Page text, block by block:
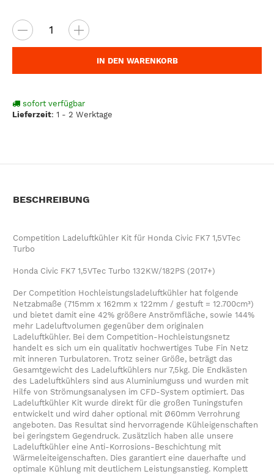
IN DEN WARENKORB
sofort verfügbar
Lieferzeit: 1 - 2 Werktage
BESCHREIBUNG
Competition Ladeluftkühler Kit für Honda Civic FK7 1,5VTec
Turbo
Honda Civic FK7 1,5VTec Turbo 132KW/182PS (2017+)
Der Competition Hochleistungsladeluftkühler hat folgende
Netzabmaße (715mm x 162mm x 122mm / gestuft = 12.700cm³)
und bietet damit eine 42% größere Anströmfläche, sowie 144%
mehr Ladeluftvolumen gegenüber dem originalen
Ladeluftkühler. Bei dem Competition-Hochleistungsnetz
handelt es sich um ein qualitativ hochwertiges Tube Fin Netz
mit inneren Turbulatoren. Trotz seiner Größe, beträgt das
Gesamtgewicht des Ladeluftkühlers nur 7,5kg. Die Endkästen
des Ladeluftkühlers sind aus Aluminiumguss und wurden mit
Hilfe von Strömungsanalysen im CFD-System optimiert. Das
Ladeluftkühler Kit wurde direkt für die großen Tuningstufen
entwickelt und wird daher optional mit Ø60mm Verrohrung
angeboten. Das Resultat sind hervorragende Kühleigenschaften
bei geringstem Gegendruck. Zusätzlich haben alle unsere
Ladeluftkühler eine Anti-Korrosions-Beschichtung mit
Wärmeleiteigenschaften. Dies garantiert eine dauerhafte und
optimale Kühlung mit deutlichem Leistungsanstieg. Komplett